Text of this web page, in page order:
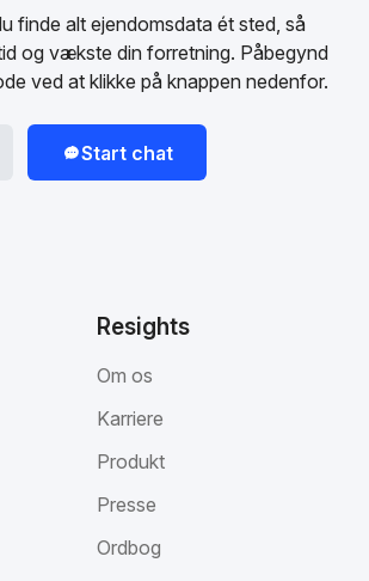
finde alt ejendomsdata ét sted, så
og vækste din forretning. Påbegynd
ved at klikke på knappen nedenfor.
Start chat
Resights
Om os
Karriere
Produkt
Presse
Ordbog